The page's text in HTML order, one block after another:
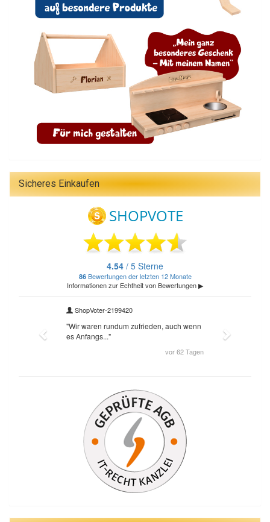
Sicheres Einkaufen